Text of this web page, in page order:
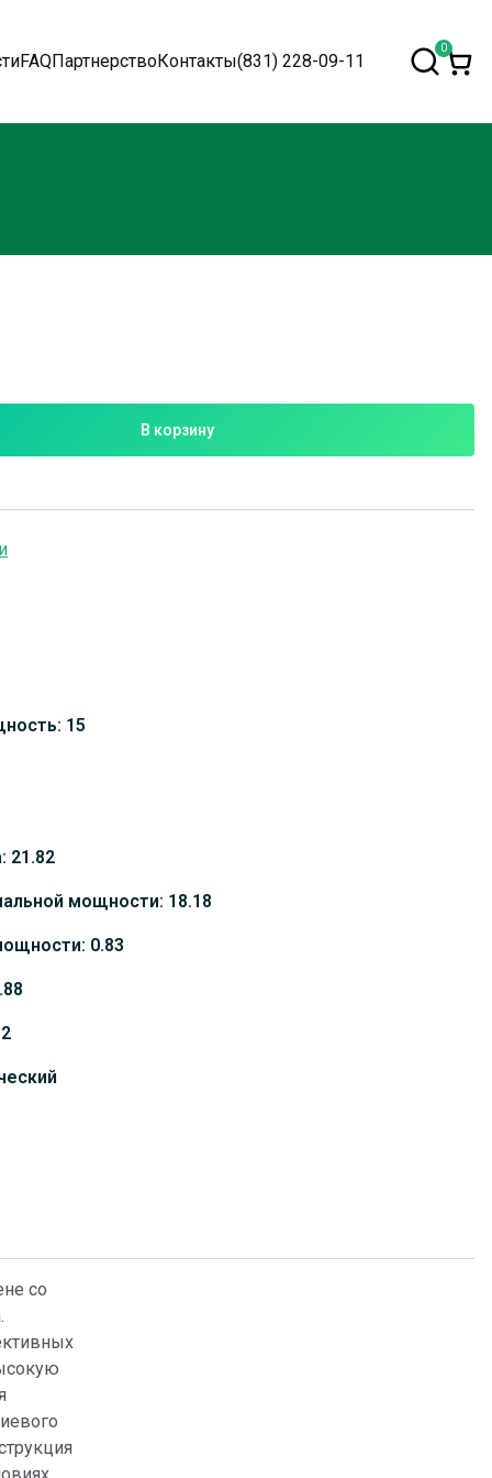
FAQПартнерствоКонтакты(831) 228-09-11
0
В корзину
15
21.82
мощности: 18.18
0.83
со